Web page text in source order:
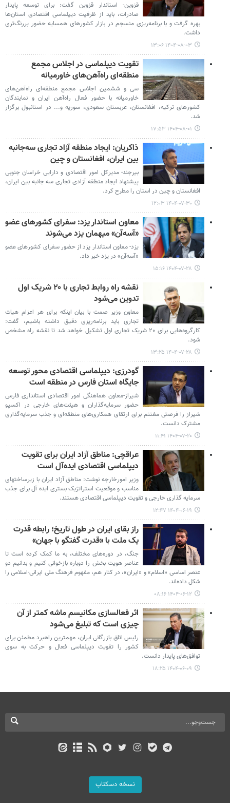
قزوین- استاندار قزوین گفت: برای توسعه پایدار
صادرات، باید از ظرفیت دیپلماسی اقتصادی استان‌ها
بهره گرفت و با برنامه‌ریزی منسجم در بازار کشورهای همسایه حضور پررنگ‌تری
داشت.
۱۴۰۴-۰۸-۰۳ ۱۳:۰۶
تقویت دیپلماسی در اجلاس مجمع
منطقه‌ای راه‌آهن‌های خاورمیانه
سی‌ و ششمین اجلاس مجمع منطقه‌ای راه‌آهن‌های
خاورمیانه با حضور فعال راه‌آهن ایران و نمایندگان
کشورهای ترکیه، افغانستان، عربستان سعودی، سوریه و... در استانبول برگزار
شد.
۱۴۰۴-۰۸-۰۱ ۱۷:۵۳
ذاکریان: ایجاد منطقه آزاد تجاری سه‌جانبه
بین ایران، افغانستان و چین
بیرجند- مدیرکل امور اقتصادی و دارایی خراسان جنوبی
پیشنهاد ایجاد منطقه آزادی تجاری سه جانبه بین ایران،
افغانستان و چین در استان را مطرح کرد.
۱۴۰۴-۰۷-۳۰ ۱۲:۰۳
معاون استاندار یزد: سفرای کشورهای عضو
«آسه‌آن» میهمان یزد می‌شوند
یزد- معاون استاندار یزد از حضور سفرای کشورهای عضو
«آسه‌آن» در یزد خبر داد.
۱۴۰۴-۰۷-۲۸ ۱۵:۱۶
نقشه راه روابط تجاری با ۲۰ شریک اول
تدوین می‌شود
معاون وزیر صمت با بیان اینکه برای هر اعزام هیات
تجاری باید برنامه‌ریزی دقیق داشته باشیم، گفت:
کارگروه‌هایی برای ۲۰ شریک تجاری اول تشکیل خواهد شد تا نقشه راه مشخص
شود.
۱۴۰۴-۰۷-۲۸ ۱۳:۲۵
گودرزی: دیپلماسی اقتصادی محور توسعه
جایگاه استان فارس در منطقه‌ است
شیراز-معاون هماهنگی امور اقتصادی استانداری فارس
حضور سرمایه‌گذاران و هیئت‌های خارجی در اکسپو
شیراز را فرصتی مغتنم برای ارتقای همکاری‌های منطقه‌ای و جذب سرمایه‌گذاری
مشترک دانست.
۱۴۰۴-۰۷-۲۰ ۱۱:۴۱
عراقچی: مناطق آزاد ایران برای تقویت
دیپلماسی اقتصادی ایده‌آل است
وزیر امورخارجه نوشت: مناطق آزاد ایران با زیرساختهای
مناسب و موقعیت استراتژیک بستری ایده آل برای جذب
سرمایه گذاری خارجی و تقویت دیپلماسی اقتصادی هستند.
۱۴۰۴-۰۶-۱۹ ۱۲:۴۷
راز بقای ایران در طول تاریخ؛ رابطه قدرت
یک ملت با «قدرت گفتگو با جهان»
جنگ، در دوره‌های مختلف، به ما کمک کرده است تا
عناصر هویت بخش را دوباره بازخوانی کنیم و بدانیم دو
عنصر اساسی «اسلام» و «ایران»، در کنار هم، مفهوم فرهنگ ملی ایرانی-اسلامی را
شکل داده‌اند.
۱۴۰۴-۰۶-۱۲ ۰۸:۱۶
اثر فعالسازی مکانیسم ماشه کمتر از آن
چیزی است که تبلیغ می‌شود
رئیس اتاق بازرگانی ایران، مهمترین راهبرد مطمئن برای
کشور را تقویت دیپلماسی فعال و حرکت به سوی
توافق‌های پایدار دانست.
۱۴۰۴-۰۶-۰۹ ۱۸:۲۵
نسخه دسکتاپ